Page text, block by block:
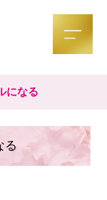
になる
る